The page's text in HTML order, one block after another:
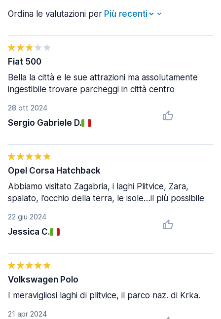
Ordina le valutazioni per
28 ott 2024
Sergio Gabriele D.
Fiat 500
Bella la città e le sue attrazioni ma assolutamente
ingestibile trovare parcheggi in città centro
22 giu 2024
Jessica C.
Opel Corsa Hatchback
Abbiamo visitato Zagabria, i laghi Plitvice, Zara,
spalato, l’occhio della terra, le isole…il più possibile
21 apr 2024
Volkswagen Polo
I meravigliosi laghi di plitvice, il parco naz. di Krka.